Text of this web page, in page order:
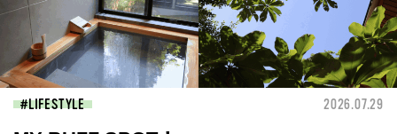
LIFESTYLE 2026.07.29